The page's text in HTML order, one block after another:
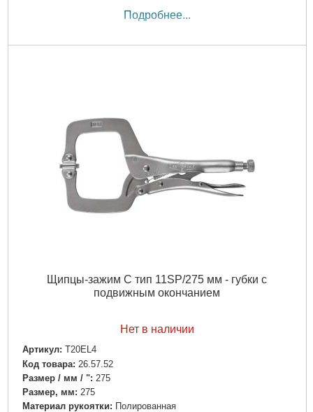
Подробнее...
Щипцы-зажим C тип 11SP/275 мм - губки с
подвижным окончанием
Нет в наличии
Артикул: T20EL4
Код товара: 26.57.52
Размер / мм / ": 275
Размер, мм: 275
Материал рукоятки: Полированная